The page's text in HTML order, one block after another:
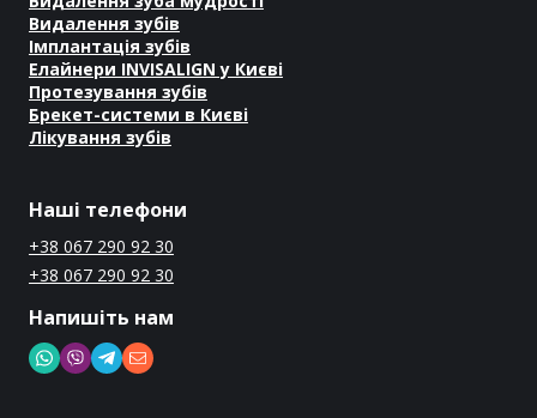
Видалення зубів
Імплантація зубів
Елайнери INVISALIGN у Києві
Протезування зубів
Брекет-системи в Києві
Лікування зубів
Наші телефони
+38 067 290 92 30
+38 067 290 92 30
Напишіть нам